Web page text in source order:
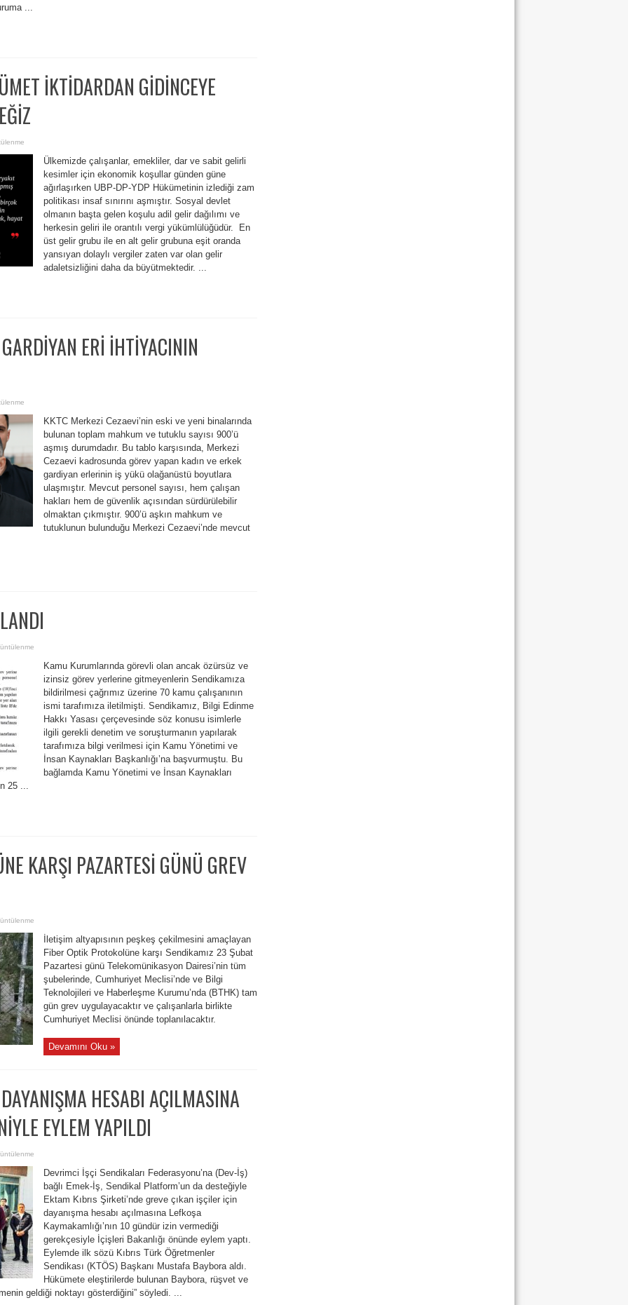
...
İKTİDARDAN GİDİNCEYE
Ülkemizde çalışanlar, emekliler, dar ve sabit gelirli
kesimler için ekonomik koşullar günden güne
ağırlaşırken UBP-DP-YDP Hükümetinin izlediği zam
politikası insaf sınırını aşmıştır. Sosyal devlet
olmanın başta gelen koşulu adil gelir dağılımı ve
herkesin geliri ile orantılı vergi yükümlülüğüdür. En
üst gelir grubu ile en alt gelir grubuna eşit oranda
yansıyan dolaylı vergiler zaten var olan gelir
adaletsizliğini daha da büyütmektedir. ...
ERİ İHTİYACININ
KKTC Merkezi Cezaevi’nin eski ve yeni binalarında
bulunan toplam mahkum ve tutuklu sayısı 900’ü
aşmış durumdadır. Bu tablo karşısında, Merkezi
Cezaevi kadrosunda görev yapan kadın ve erkek
gardiyan erlerinin iş yükü olağanüstü boyutlara
ulaşmıştır. Mevcut personel sayısı, hem çalışan
hakları hem de güvenlik açısından sürdürülebilir
olmaktan çıkmıştır. 900’ü aşkın mahkum ve
tutuklunun bulunduğu Merkezi Cezaevi’nde mevcut
Kamu Kurumlarında görevli olan ancak özürsüz ve
izinsiz görev yerlerine gitmeyenlerin Sendikamıza
bildirilmesi çağrımız üzerine 70 kamu çalışanının
ismi tarafımıza iletilmişti. Sendikamız, Bilgi Edinme
Hakkı Yasası çerçevesinde söz konusu isimlerle
ilgili gerekli denetim ve soruşturmanın yapılarak
tarafımıza bilgi verilmesi için Kamu Yönetimi ve
İnsan Kaynakları Başkanlığı’na başvurmuştu. Bu
bağlamda Kamu Yönetimi ve İnsan Kaynakları
25 ...
KARŞI PAZARTESİ GÜNÜ GREV
İletişim altyapısının peşkeş çekilmesini amaçlayan
Fiber Optik Protokolüne karşı Sendikamız 23 Şubat
Pazartesi günü Telekomünikasyon Dairesi’nin tüm
şubelerinde, Cumhuriyet Meclisi’nde ve Bilgi
Teknolojileri ve Haberleşme Kurumu’nda (BTHK) tam
gün grev uygulayacaktır ve çalışanlarla birlikte
Cumhuriyet Meclisi önünde toplanılacaktır.
Devamını Oku »
HESABI AÇILMASINA
EYLEM YAPILDI
Devrimci İşçi Sendikaları Federasyonu’na (Dev-İş)
bağlı Emek-İş, Sendikal Platform’un da desteğiyle
Ektam Kıbrıs Şirketi’nde greve çıkan işçiler için
dayanışma hesabı açılmasına Lefkoşa
Kaymakamlığı’nın 10 gündür izin vermediği
gerekçesiyle İçişleri Bakanlığı önünde eylem yaptı.
Eylemde ilk sözü Kıbrıs Türk Öğretmenler
Sendikası (KTÖS) Başkanı Mustafa Baybora aldı.
Hükümete eleştirilerde bulunan Baybora, rüşvet ve
geldiği noktayı gösterdiğini” söyledi. ...